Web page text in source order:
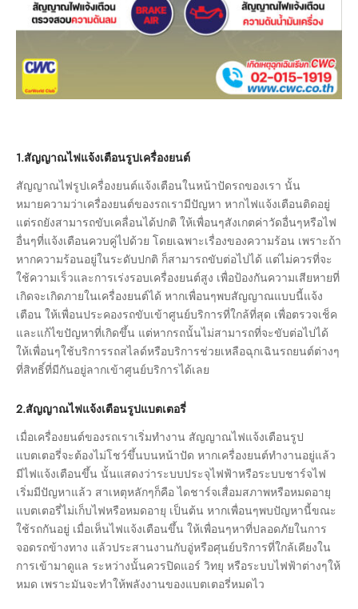
1.สัญญาณไฟแจ้งเตือนรูปเครื่องยนต์
สัญญาณไฟรูปเครื่องยนต์แจ้งเตือนในหน้าปัดรถของเรา นั้น
หมายความว่าเครื่องยนต์ของรถเรามีปัญหา หากไฟแจ้งเตือนติดอยู่
แต่รถยังสามารถขับเคลื่อนได้ปกติ ให้เพื่อนๆสังเกตค่าวัดอื่นๆหรือไฟ
อื่นๆที่แจ้งเตือนควบคู่ไปด้วย โดยเฉพาะเรื่องของความร้อน เพราะถ้า
หากความร้อนอยู่ในระดับปกติ ก็สามารถขับต่อไปได้ แต่ไม่ควรที่จะ
ใช้ความเร็วและการเร่งรอบเครื่องยนต์สูง เพื่อป้องกันความเสียหายที่
เกิดจะเกิดภายในเครื่องยนต์ได้ หากเพื่อนๆพบสัญญาณแบบนี้แจ้ง
เตือน ให้เพื่อนประคองรถขับเข้าศูนย์บริการที่ใกล้ที่สุด เพื่อตรวจเช็ค
และแก้ไขปัญหาที่เกิดขึ้น แต่หากรถนั้นไม่สามารถที่จะขับต่อไปได้
ให้เพื่อนๆใช้บริการรถสไลด์หรือบริการช่วยเหลือฉุกเฉินรถยนต์ต่างๆ
ที่สิทธิ์ที่มีกันอยู่ลากเข้าศูนย์บริการได้เลย
2.สัญญาณไฟแจ้งเตือนรูปแบตเตอรี่
เมื่อเครื่องยนต์ของรถเราเริ่มทำงาน สัญญาณไฟแจ้งเตือนรูป
แบตเตอรี่จะต้องไม่โชว์ขึ้นบนหน้าปัด หากเครื่องยนต์ทำงานอยู่แล้ว
มีไฟแจ้งเตือนขึ้น นั้นแสดงว่าระบบประจุไฟฟ้าหรือระบบชาร์จไฟ
เริ่มมีปัญหาแล้ว สาเหตุหลักๆก็คือ ไดชาร์จเสื่อมสภาพหรือหมดอายุ
แบตเตอรี่ไม่เก็บไฟหรือหมดอายุ เป็นต้น หากเพื่อนๆพบปัญหานี้ขณะ
ใช้รถกันอยู่ เมื่อเห็นไฟแจ้งเตือนขึ้น ให้เพื่อนๆหาที่ปลอดภัยในการ
จอดรถข้างทาง แล้วประสานงานกับอู่หรือศุนย์บริการที่ใกล้เคียงใน
การเข้ามาดูแล ระหว่างนั้นควรปิดแอร์ วิทยุ หรือระบบไฟฟ้าต่างๆให้
หมด เพราะมันจะทำให้พลังงานของแบตเตอรี่หมดไว